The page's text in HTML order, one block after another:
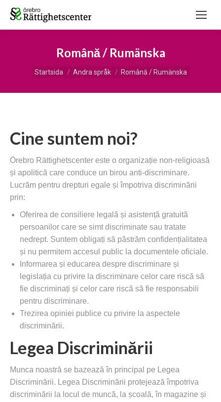
Română / Rumänska
Du är här:
Startsida Andra språk Română / Rumänska
Cine suntem noi?
Örebro Rättighetscenter este o organizație non-religioasă
și apolitică care conduce un birou anti-discriminare.
Lucrăm pentru drepturi egale și împotriva discriminării
prin:
Oferirea de consiliere legală și asistență gratuită
persoanilor care se simt discriminate sau tratate
nedrept. Suntem obligați să păstrăm confidențialitatea
și nu permitem accesul public la documentele oficiale.
Informarea și educarea despre discriminare și
legislația cu privire la discriminare celor care riscă să
fie discriminați și celor care riscă să fie responsabili
pentru discriminare.
Trezirea opiniei publice cu privire la aspectele
discriminării.
Legea Discriminării
Munca noastră se bazează în principal pe Legea
Discriminării. Legea Discriminării protejează împotriva
discriminării la locul de muncă, la școală, în magazine și